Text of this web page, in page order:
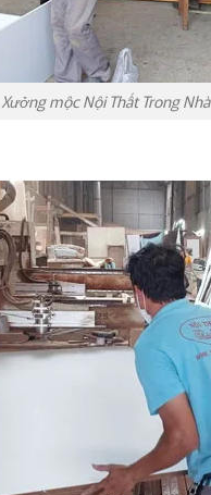
Xưởng mộc Nội Thất Trong Nhà